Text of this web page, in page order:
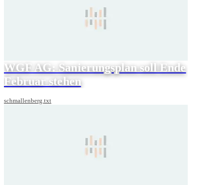
WGF AG: Sanierungsplan soll Ende
Februar stehen
schmallenberg.txt